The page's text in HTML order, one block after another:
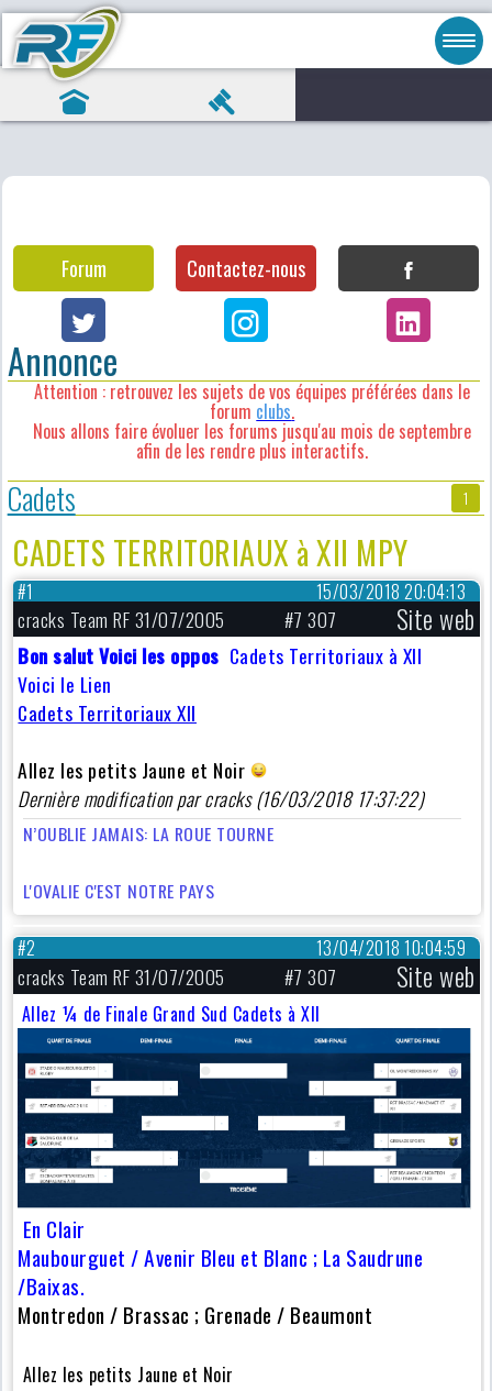
Forum Contactez-nous
Annonce
Attention : retrouvez les sujets de vos équipes préférées dans le
forum clubs.
Nous allons faire évoluer les forums jusqu'au mois de septembre
afin de les rendre plus interactifs.
Cadets 1
CADETS TERRITORIAUX à XII MPY
15/03/2018 20:04:13
#1
cracks Team RF 31/07/2005 #7 307 Site web
Bon salut Voici les oppos Cadets Territoriaux à XII
Voici le Lien
Cadets Territoriaux XII
Allez les petits Jaune et Noir
Dernière modification par cracks (16/03/2018 17:37:22)
N’OUBLIE JAMAIS: LA ROUE TOURNE
L'OVALIE C'EST NOTRE PAYS
13/04/2018 10:04:59
#2
cracks Team RF 31/07/2005 #7 307 Site web
Allez ¼ de Finale Grand Sud Cadets à XII
En Clair
Maubourguet / Avenir Bleu et Blanc ; La Saudrune
/Baixas.
Montredon / Brassac ; Grenade / Beaumont
Allez les petits Jaune et Noir